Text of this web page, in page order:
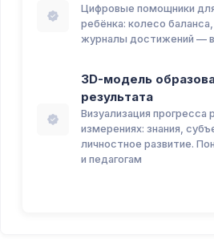
Цифровые помощники
ребёнка: колесо
журналы достижений —
3D-модель
результата
Визуализация прогресса
измерениях: знания,
личностное развитие.
и педагогам